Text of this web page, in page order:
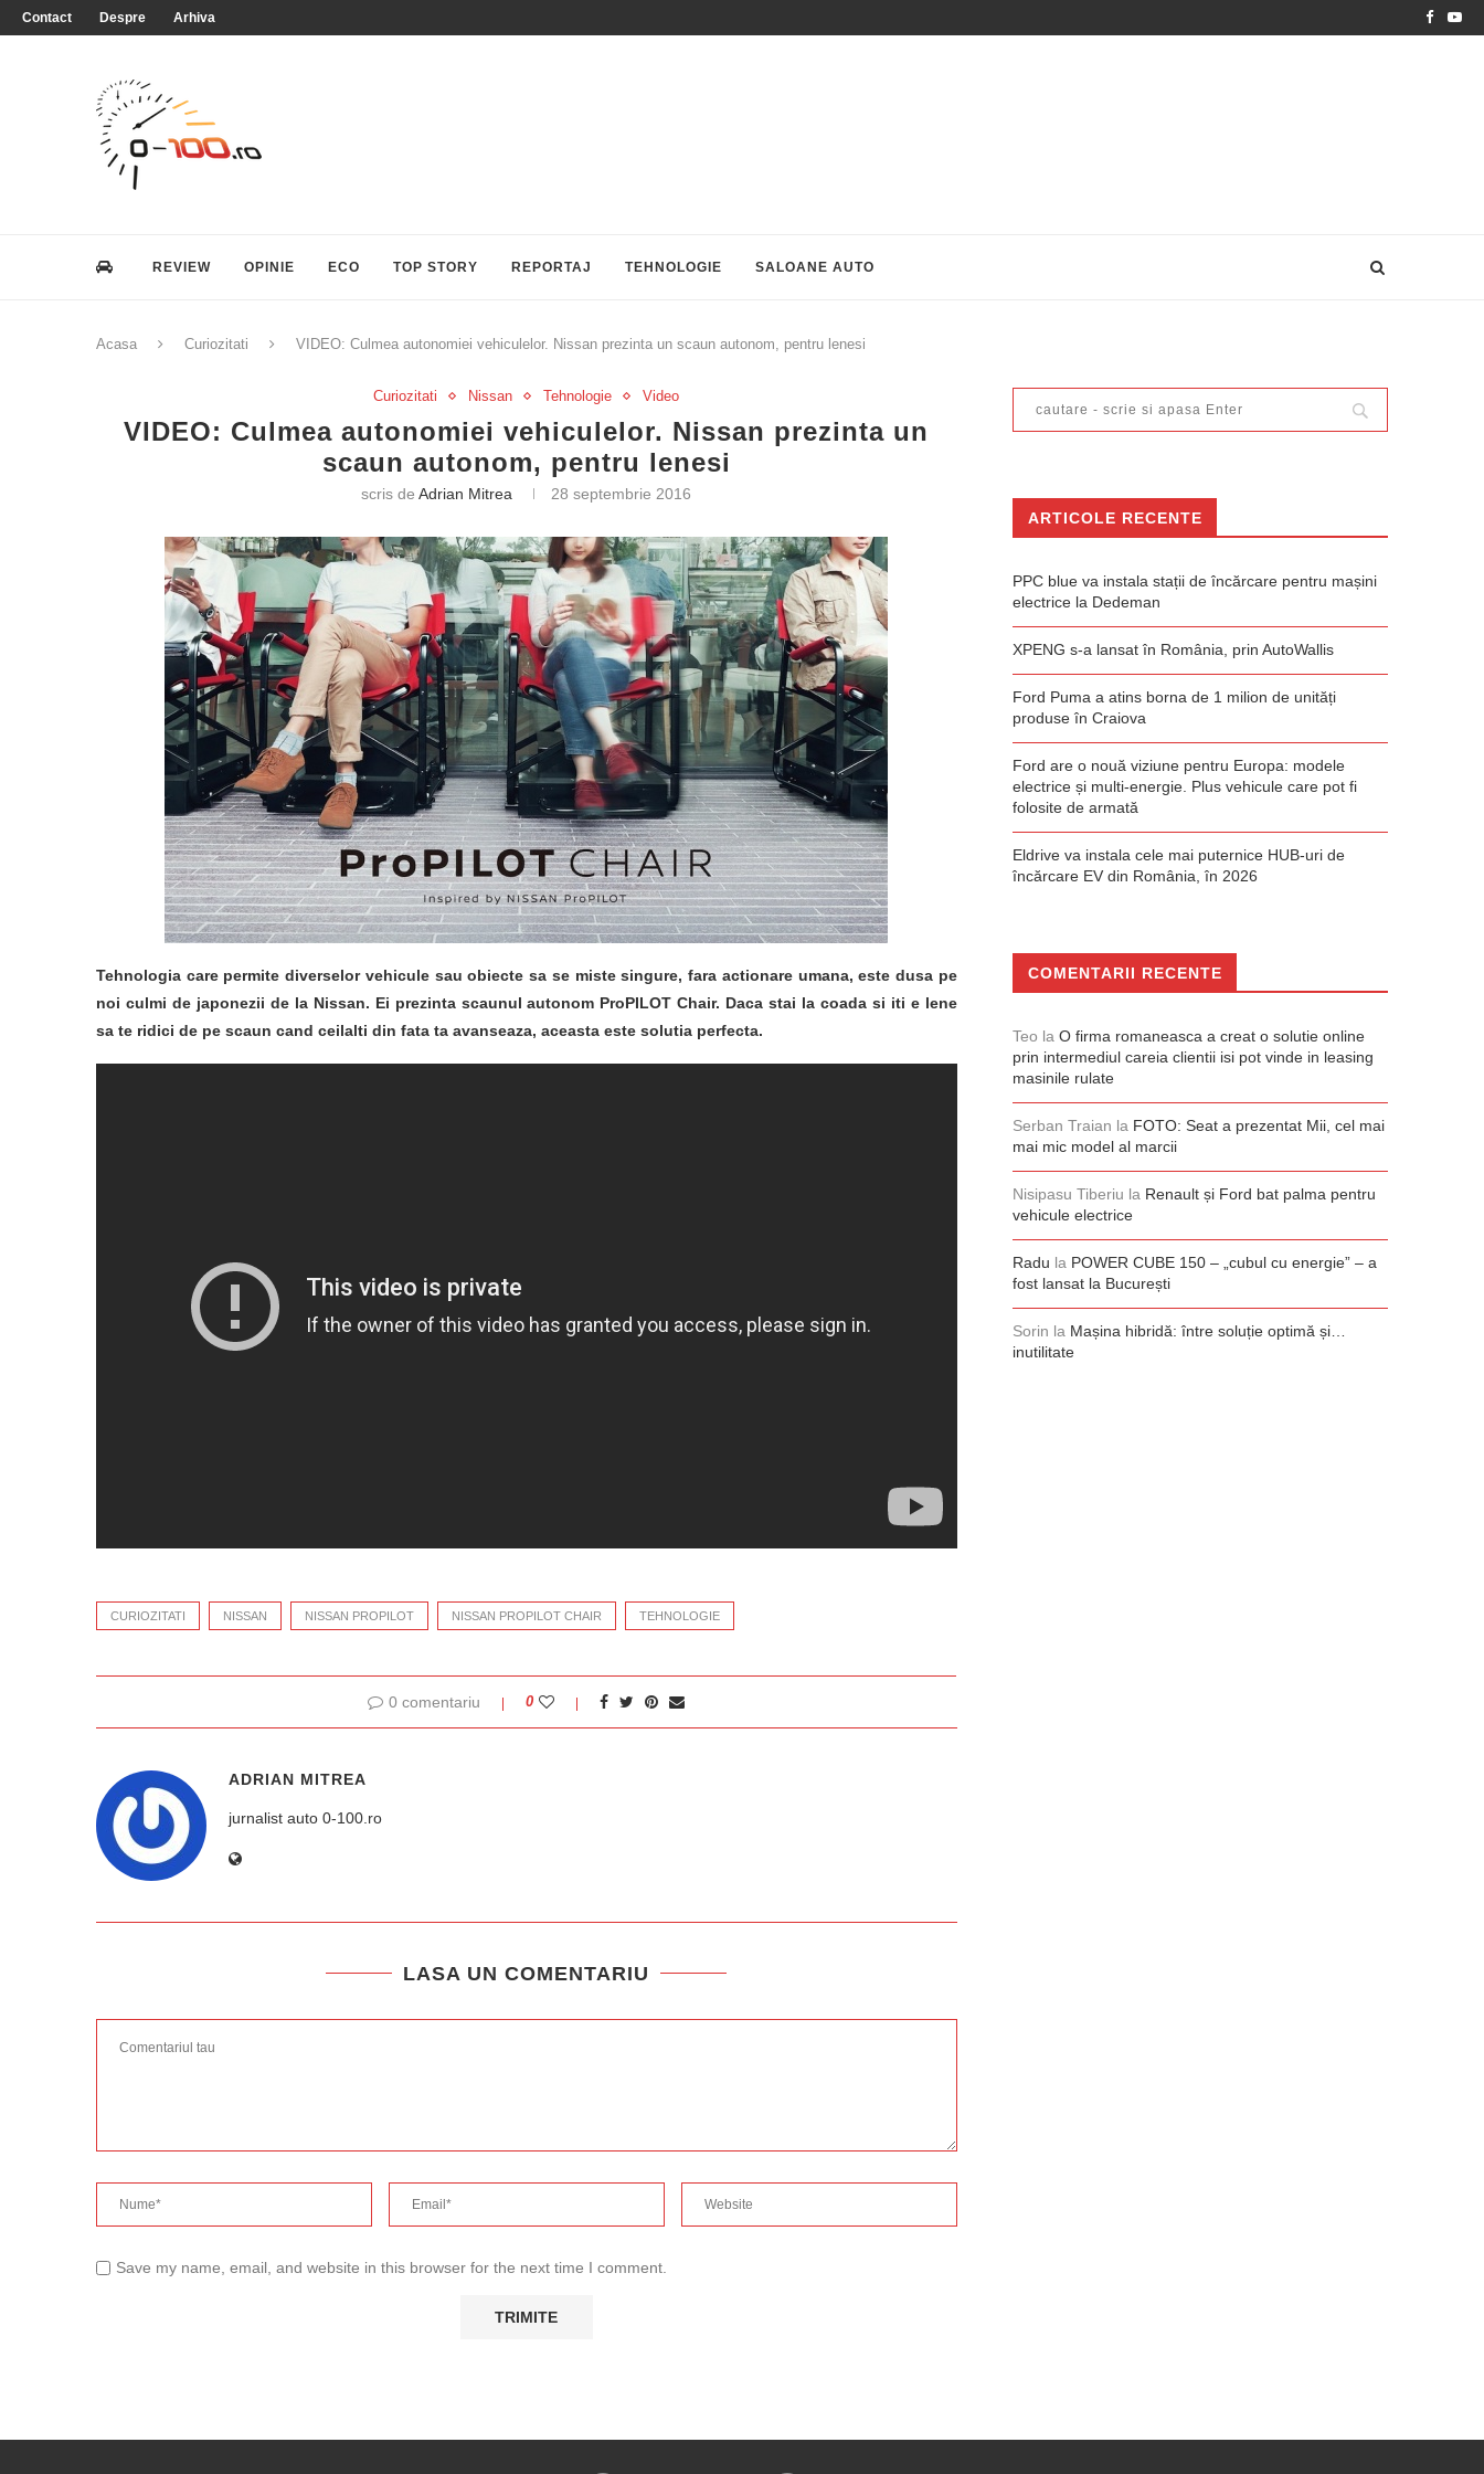
Contact Despre Arhiva
REVIEW OPINIE ECO TOP STORY REPORTAJ TEHNOLOGIE SALOANE AUTO
Acasa Curiozitati VIDEO: Culmea autonomiei vehiculelor. Nissan prezinta un scaun autonom, pentru lenesi
Curiozitati Nissan Tehnologie Video
VIDEO: Culmea autonomiei vehiculelor. Nissan prezinta un
scaun autonom, pentru lenesi
scris deAdrian Mitrea 28 septembrie 2016
Tehnologia care permite diverselor vehicule sau obiecte sa se miste singure, fara actionare umana, este dusa pe
noi culmi de japonezii de la Nissan. Ei prezinta scaunul autonom ProPILOT Chair. Daca stai la coada si iti e lene
sa te ridici de pe scaun cand ceilalti din fata ta avanseaza, aceasta este solutia perfecta.
CURIOZITATI NISSAN NISSAN PROPILOT NISSAN PROPILOT CHAIR TEHNOLOGIE
0 comentariu 0
ADRIAN MITREA
jurnalist auto 0-100.ro
LASA UN COMENTARIU
Save my name, email, and website in this browser for the next time I comment.
ARTICOLE RECENTE
PPC blue va instala stații de încărcare pentru mașini
electrice la Dedeman
XPENG s-a lansat în România, prin AutoWallis
Ford Puma a atins borna de 1 milion de unități
produse în Craiova
Ford are o nouă viziune pentru Europa: modele
electrice și multi-energie. Plus vehicule care pot fi
folosite de armată
Eldrive va instala cele mai puternice HUB-uri de
încărcare EV din România, în 2026
COMENTARII RECENTE
Teo la O firma romaneasca a creat o solutie online
prin intermediul careia clientii isi pot vinde in leasing
masinile rulate
Serban Traian la FOTO: Seat a prezentat Mii, cel mai
mai mic model al marcii
Nisipasu Tiberiu la Renault și Ford bat palma pentru
vehicule electrice
Radu la POWER CUBE 150 – „cubul cu energie” – a
fost lansat la București
Sorin la Mașina hibridă: între soluție optimă și…
inutilitate